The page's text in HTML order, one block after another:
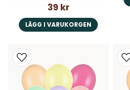
39 kr
LÄGG I VARUKORGEN